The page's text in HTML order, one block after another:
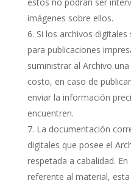
éstos no podrán ser
imágenes sobre ellos.
Si los archivos
para publicaciones
suministrar al Archivo
costo, en caso de
enviar la información
encuentren.
La documentación
digitales que posee el
respetada a cabalidad.
referente al material,